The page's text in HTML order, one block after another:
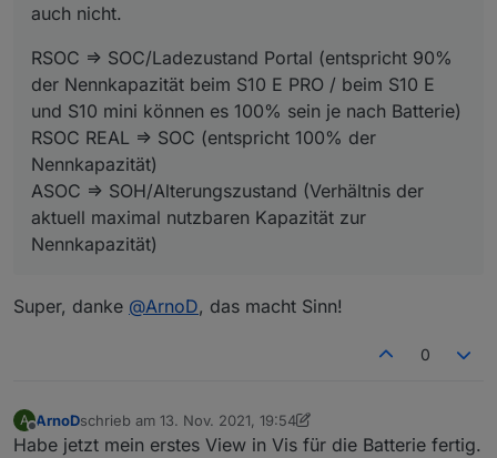
auch nicht.
RSOC => SOC/Ladezustand Portal (entspricht 90%
der Nennkapazität beim S10 E PRO / beim S10 E
und S10 mini können es 100% sein je nach Batterie)
RSOC REAL => SOC (entspricht 100% der
Nennkapazität)
ASOC => SOH/Alterungszustand (Verhältnis der
aktuell maximal nutzbaren Kapazität zur
Nennkapazität)
Super, danke @ArnoD, das macht Sinn!
0
A
Offline
ArnoDschrieb am 13. Nov. 2021, 19:54
zuletzt editiert von ArnoD
Habe jetzt mein erstes View in Vis für die Batterie fertig.